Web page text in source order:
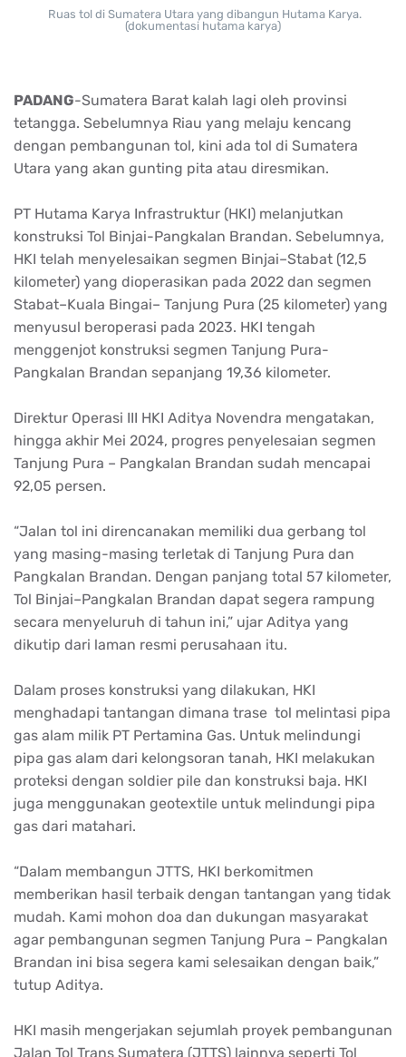
Ruas tol di Sumatera Utara yang dibangun Hutama Karya.
(dokumentasi hutama karya)
PADANG-Sumatera Barat kalah lagi oleh provinsi
tetangga. Sebelumnya Riau yang melaju kencang
dengan pembangunan tol, kini ada tol di Sumatera
Utara yang akan gunting pita atau diresmikan.
PT Hutama Karya Infrastruktur (HKI) melanjutkan
konstruksi Tol Binjai-Pangkalan Brandan. Sebelumnya,
HKI telah menyelesaikan segmen Binjai–Stabat (12,5
kilometer) yang dioperasikan pada 2022 dan segmen
Stabat–Kuala Bingai– Tanjung Pura (25 kilometer) yang
menyusul beroperasi pada 2023. HKI tengah
menggenjot konstruksi segmen Tanjung Pura-
Pangkalan Brandan sepanjang 19,36 kilometer.
Direktur Operasi III HKI Aditya Novendra mengatakan,
hingga akhir Mei 2024, progres penyelesaian segmen
Tanjung Pura – Pangkalan Brandan sudah mencapai
92,05 persen.
“Jalan tol ini direncanakan memiliki dua gerbang tol
yang masing-masing terletak di Tanjung Pura dan
Pangkalan Brandan. Dengan panjang total 57 kilometer,
Tol Binjai–Pangkalan Brandan dapat segera rampung
secara menyeluruh di tahun ini,” ujar Aditya yang
dikutip dari laman resmi perusahaan itu.
Dalam proses konstruksi yang dilakukan, HKI
menghadapi tantangan dimana trase tol melintasi pipa
gas alam milik PT Pertamina Gas. Untuk melindungi
pipa gas alam dari kelongsoran tanah, HKI melakukan
proteksi dengan soldier pile dan konstruksi baja. HKI
juga menggunakan geotextile untuk melindungi pipa
gas dari matahari.
“Dalam membangun JTTS, HKI berkomitmen
memberikan hasil terbaik dengan tantangan yang tidak
mudah. Kami mohon doa dan dukungan masyarakat
agar pembangunan segmen Tanjung Pura – Pangkalan
Brandan ini bisa segera kami selesaikan dengan baik,”
tutup Aditya.
HKI masih mengerjakan sejumlah proyek pembangunan
Jalan Tol Trans Sumatera (JTTS) lainnya seperti Tol